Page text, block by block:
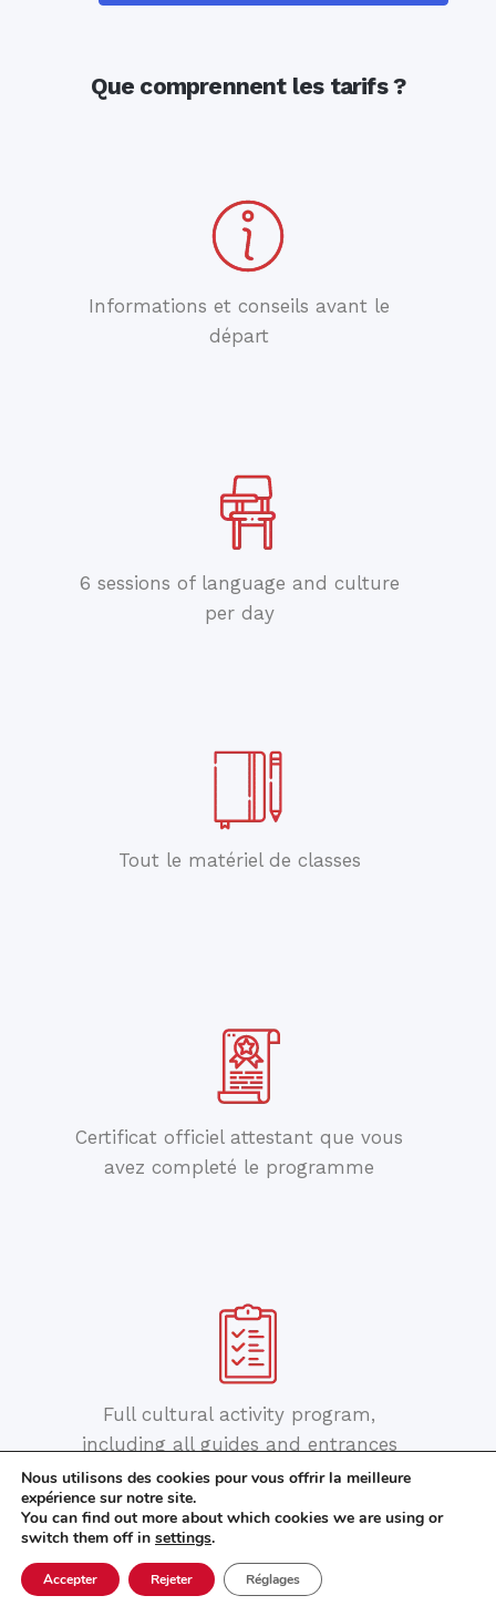
Que comprennent les tarifs ?
Informations et conseils avant le
départ
6 sessions of language and culture
per day
Tout le matériel de classes
Certificat officiel attestant que vous
avez completé le programme
Full cultural activity program,
including all guides and entrances
Nous utilisons des cookies pour vous offrir la meilleure
expérience sur notre site.
You can find out more about which cookies we are using or
switch them off in settings.
Accepter Rejeter Réglages